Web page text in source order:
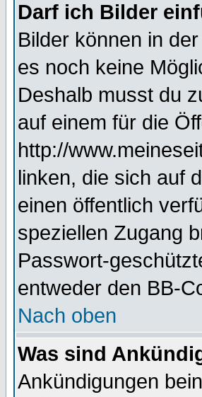
Darf ich Bilder
Bilder können in
es noch keine
Deshalb musst du
auf einem für die
http://
linken, die sich auf
einen öffentlich
speziellen Zugang
Passwort-
entweder den BB-
Nach oben
Was sind
Ankündigungen